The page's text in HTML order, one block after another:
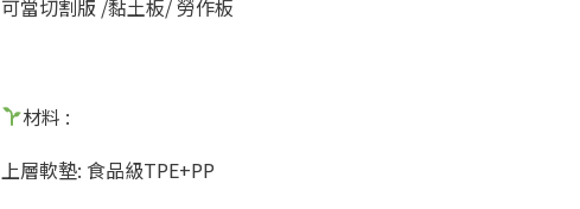
可當切割版 /黏土板/ 勞作板
材料 :
上層軟墊: 食品級TPE+PP